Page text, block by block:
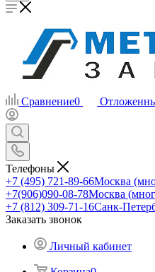
Сравнение0
Телефоны
+7 (495) 721-89-66Москва
+7(906)090-08-78Москва
+7 (812) 309-71-16Санк-
Заказать звонок
Личный кабинет